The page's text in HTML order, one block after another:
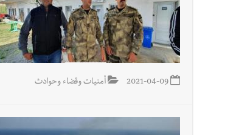
2021-04-09 أمنيات وقضاء وحوادث